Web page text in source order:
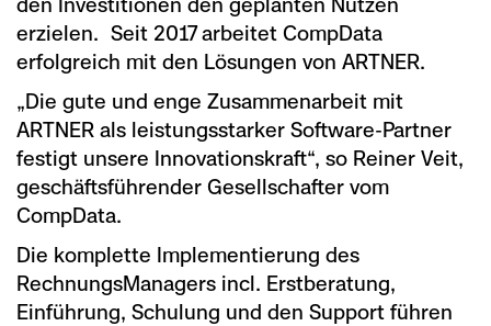
erzielen. Seit 2017 arbeitet CompData
erfolgreich mit den Lösungen von ARTNER.
„Die gute und enge Zusammenarbeit mit
ARTNER als leistungsstarker Software-Partner
festigt unsere Innovationskraft“, so Reiner Veit,
geschäftsführender Gesellschafter vom
CompData.
Die komplette Implementierung des
RechnungsManagers incl. Erstberatung,
Einführung, Schulung und den Support führen